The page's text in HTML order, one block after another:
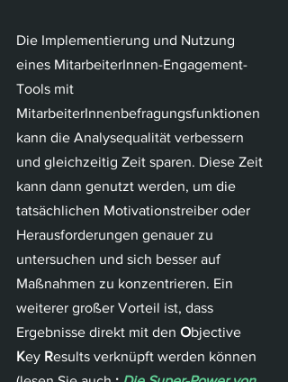
Die Implementierung und Nutzung
eines MitarbeiterInnen-Engagement-
Tools mit
MitarbeiterInnenbefragungsfunktionen
kann die Analysequalität verbessern
und gleichzeitig Zeit sparen. Diese Zeit
kann dann genutzt werden, um die
tatsächlichen Motivationstreiber oder
Herausforderungen genauer zu
untersuchen und sich besser auf
Maßnahmen zu konzentrieren. Ein
weiterer großer Vorteil ist, dass
Ergebnisse direkt mit den Objective
Key Results verknüpft werden können